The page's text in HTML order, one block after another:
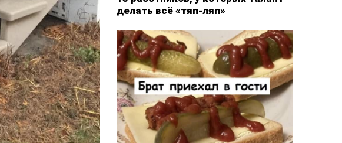
делать всё «тяп-ляп»